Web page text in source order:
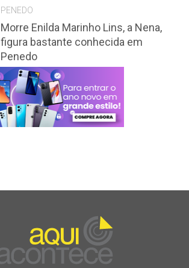
PENEDO
Morre Enilda Marinho Lins, a Nena,
figura bastante conhecida em
Penedo